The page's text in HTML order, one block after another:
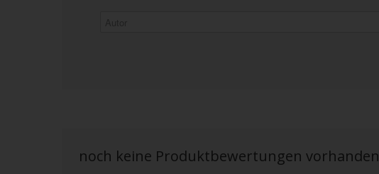
noch keine Produktbewertungen vorhanden